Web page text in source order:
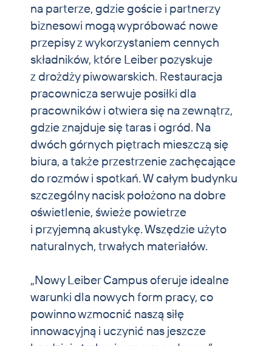
na parterze, gdzie goście i partnerzy
biznesowi mogą wypróbować nowe
przepisy z wykorzystaniem cennych
składników, które Leiber pozyskuje
z drożdży piwowarskich. Restauracja
pracownicza serwuje posiłki dla
pracowników i otwiera się na zewnątrz,
gdzie znajduje się taras i ogród. Na
dwóch górnych piętrach mieszczą się
biura, a także przestrzenie zachęcające
do rozmów i spotkań. W całym budynku
szczególny nacisk położono na dobre
oświetlenie, świeże powietrze
i przyjemną akustykę. Wszędzie użyto
naturalnych, trwałych materiałów.
„Nowy Leiber Campus oferuje idealne
warunki dla nowych form pracy, co
powinno wzmocnić naszą siłę
innowacyjną i uczynić nas jeszcze